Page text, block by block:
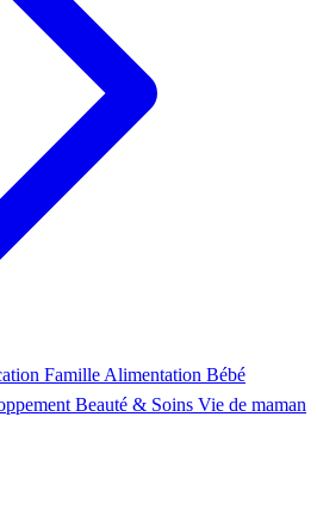
Famille Alimentation Bébé
Beauté & Soins Vie de maman